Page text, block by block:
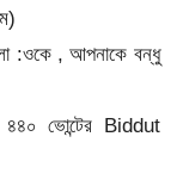
:ওকে , আপনাকে বন্ধু
ভোন্টের Biddut